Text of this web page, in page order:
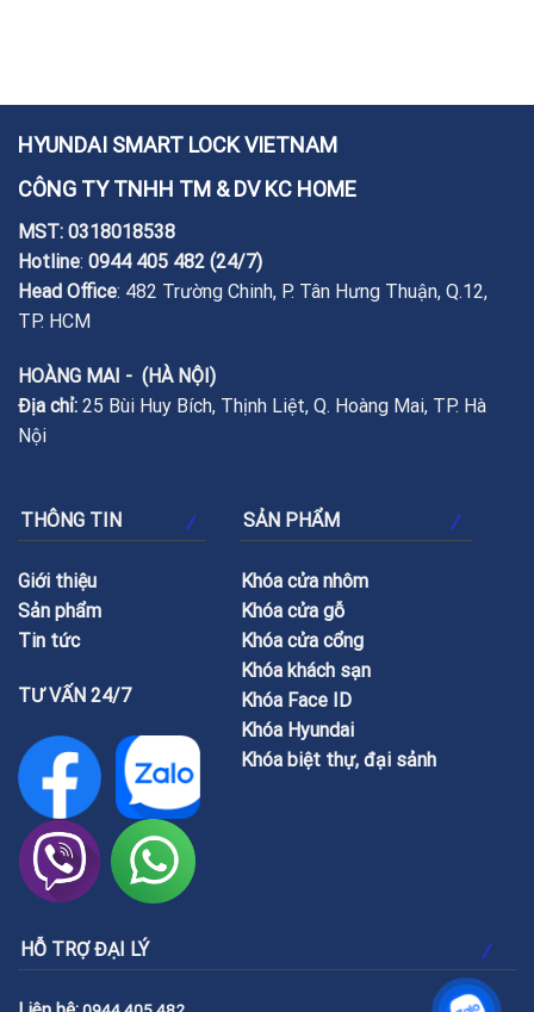
HYUNDAI SMART LOCK VIETNAM
CÔNG TY TNHH TM & DV KC HOME
MST: 0318018538
Hotline: 0944 405 482 (24/7)
Head Office: 482 Trường Chinh, P. Tân Hưng Thuận, Q.12,
TP. HCM
HOÀNG MAI - (HÀ NỘI)
Địa chỉ: 25 Bùi Huy Bích, Thịnh Liệt, Q. Hoàng Mai, TP. Hà
Nội
THÔNG TIN
Giới thiệu
Sản phẩm
Tin tức
TƯ VẤN 24/7
SẢN PHẨM
Khóa cửa nhôm
Khóa cửa gỗ
Khóa cửa cổng
Khóa khách sạn
Khóa Face ID
Khóa Hyundai
Khóa biệt thự, đại sảnh
HỖ TRỢ ĐẠI LÝ